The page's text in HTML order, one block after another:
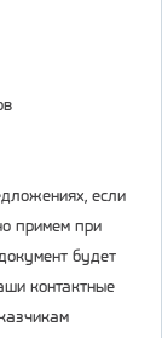
если
примем при
будет
контактные